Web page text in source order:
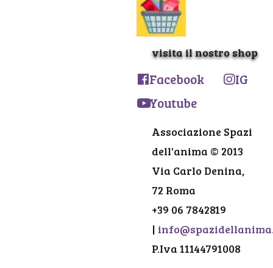
visita il nostro shop
Facebook
IG
Youtube
Associazione Spazi
dell'anima © 2013
Via Carlo Denina,
72 Roma
+39 06 7842819
|
P.Iva 11144791008